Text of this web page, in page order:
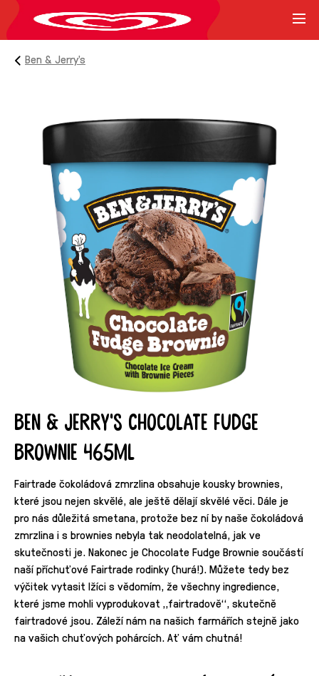
Ben & Jerry’s
Ben & Jerry's Chocolate Fudge
Brownie 465ml
Fairtrade čokoládová zmrzlina obsahuje kousky brownies,
které jsou nejen skvělé, ale ještě dělají skvělé věci. Dále je
pro nás důležitá smetana, protože bez ní by naše čokoládová
zmrzlina i s brownies nebyla tak neodolatelná, jak ve
skutečnosti je. Nakonec je Chocolate Fudge Brownie součástí
naší příchuťové Fairtrade rodinky (hurá!). Můžete tedy bez
výčitek vytasit lžíci s vědomím, že všechny ingredience,
které jsme mohli vyprodukovat „fairtradově“, skutečně
fairtradové jsou. Záleží nám na našich farmářích stejně jako
na vašich chuťových pohárcích. Ať vám chutná!